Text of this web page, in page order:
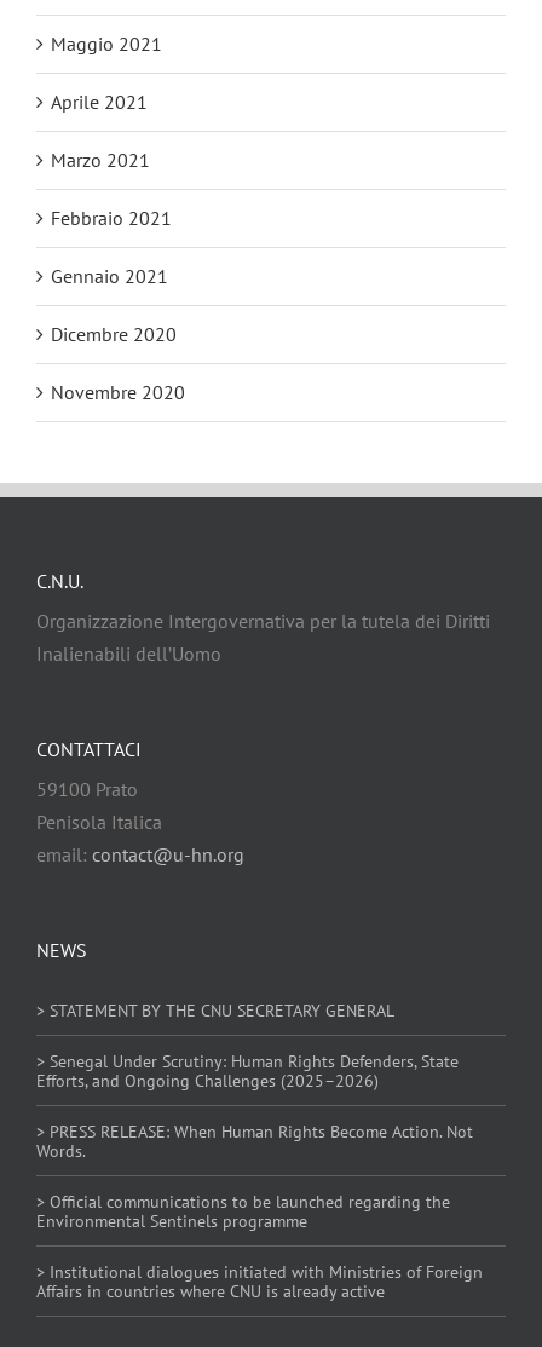
Maggio 2021
Aprile 2021
Marzo 2021
Febbraio 2021
Gennaio 2021
Dicembre 2020
Novembre 2020
C.N.U.
Organizzazione Intergovernativa per la tutela dei Diritti
Inalienabili dell’Uomo
NEWS
> STATEMENT BY THE CNU SECRETARY GENERAL
> Senegal Under Scrutiny: Human Rights Defenders, State
Efforts, and Ongoing Challenges (2025–2026)
> PRESS RELEASE: When Human Rights Become Action. Not
Words.
> Official communications to be launched regarding the
Environmental Sentinels programme
> Institutional dialogues initiated with Ministries of Foreign
Affairs in countries where CNU is already active
CONTATTACI
59100 Prato
Penisola Italica
email: contact@u-hn.org